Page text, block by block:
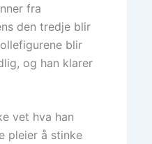
fra
den tredje blir
blir
og han klarer
vet hva han
pleier å stinke